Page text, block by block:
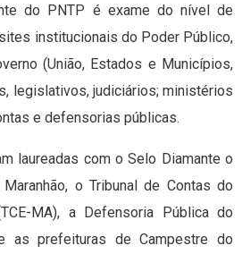
do PNTP é exame do nível de
institucionais do Poder Público,
(União, Estados e Municípios,
legislativos, judiciários; ministérios
e defensorias públicas.
laureadas com o Selo Diamante o
o Tribunal de Contas do
MA), a Defensoria Pública do
as prefeituras de Campestre do